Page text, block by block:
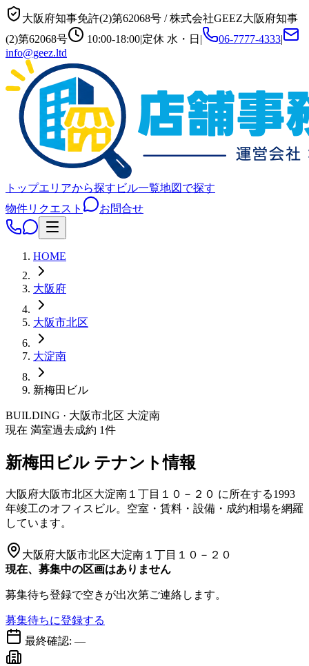
大阪府知事免許(2)第62068号 /株式会社GEEZ大阪府知事
(2)第62068号
10:00-18:00|定休 水・日 | 06-7777-4333|
info@geez.ltd
トップエリアから探す ビル一覧地図で探す
物件リクエスト
お問合せ
HOME
大阪府
大阪市北区
大淀南
新梅田ビル
BUILDING · 大阪市北区 大淀南
現在 満室過去成約 1件
新梅田ビル テナント情報
大阪府大阪市北区大淀南１丁目１０－２０ に所在する1993
年竣工のオフィスビル。空室・賃料・設備・成約相場を網羅
しています。
大阪府大阪市北区大淀南１丁目１０－２０
現在、募集中の区画はありません
募集待ち登録で空きが出次第ご連絡します。
募集待ちに登録する
最終確認: —